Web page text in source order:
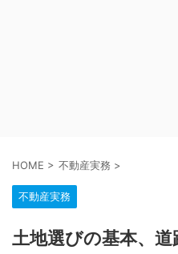
HOME > 不動産実務 >
不動産実務
土地選びの基本、